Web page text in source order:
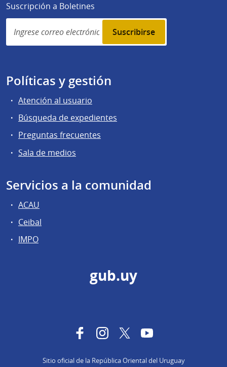
Suscripción a Boletines
Simplenews
subscription
Políticas y gestión
Atención al usuario
Búsqueda de expedientes
Preguntas frecuentes
Sala de medios
Servicios a la comunidad
ACAU
Ceibal
IMPO
gub.uy
FacebookInstagram
TwitterYouTube
Sitio oficial de la República Oriental del Uruguay